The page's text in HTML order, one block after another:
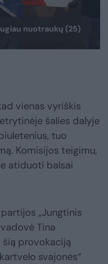
nuotraukų (25)
vienas vyriškis
šalies dalyje
tuo
Komisijos teigimu,
atiduoti balsai
„Jungtinis
Tina
šią provokaciją
svajonės“